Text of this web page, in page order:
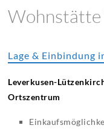
Wohnstätte
Lage & Einbindung
Leverkusen-
Ortszentrum